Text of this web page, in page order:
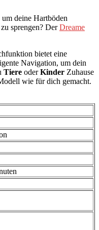
deine Hartböden
sprengen? DerDreame
bietet eine
Navigation, um dein
Tiere oderKinder Zuhause
wie für dich gemacht.